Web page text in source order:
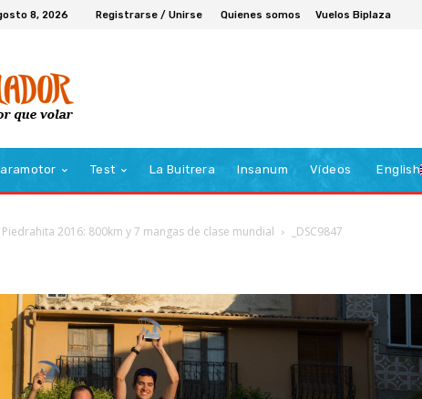
8, 2026 Registrarse / Unirse Quienes somos Vuelos Biplaza
Test La Buitrera Insanum Vídeos English
2016: 800km y 7 mangas de clase mundial _DSC9847